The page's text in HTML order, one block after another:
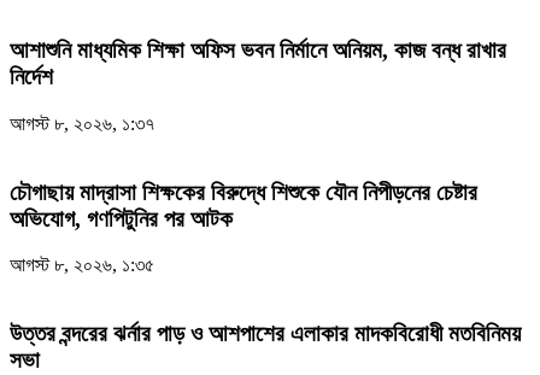
আশাশুনি মাধ্যমিক শিক্ষা অফিস ভবন নির্মানে অনিয়ম, কাজ বন্ধ রাখার
নির্দেশ
আগস্ট ৮, ২০২৬, ১:৩৭
চৌগাছায় মাদ্রাসা শিক্ষকের বিরুদ্ধে শিশুকে যৌন নিপীড়নের চেষ্টার
অভিযোগ, গণপিটুনির পর আটক
আগস্ট ৮, ২০২৬, ১:৩৫
উত্তর বন্দরের ঝর্নার পাড় ও আশপাশের এলাকার মাদকবিরোধী মতবিনিময়
সভা